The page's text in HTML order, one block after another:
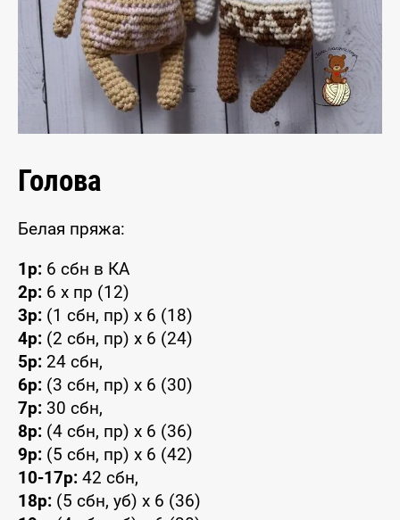
Голова
Белая пряжа:
1р: 6 сбн в КА
2р: 6 x пр (12)
3р: (1 сбн, пр) x 6 (18)
4р: (2 сбн, пр) x 6 (24)
5р: 24 сбн,
6р: (3 сбн, пр) x 6 (30)
7р: 30 сбн,
8р: (4 сбн, пр) x 6 (36)
9р: (5 сбн, пр) x 6 (42)
10-17р: 42 сбн,
18р: (5 сбн, уб) x 6 (36)